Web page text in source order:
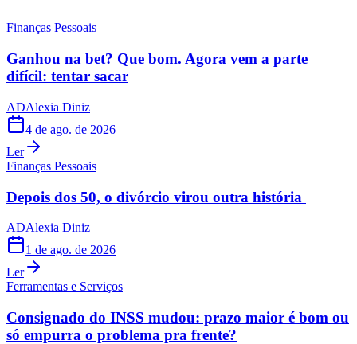
Finanças Pessoais
Ganhou na bet? Que bom. Agora vem a parte
difícil: tentar sacar
ADAlexia Diniz
4 de ago. de 2026
Ler
Finanças Pessoais
Depois dos 50, o divórcio virou outra história
ADAlexia Diniz
1 de ago. de 2026
Ler
Ferramentas e Serviços
Consignado do INSS mudou: prazo maior é bom ou
só empurra o problema pra frente?